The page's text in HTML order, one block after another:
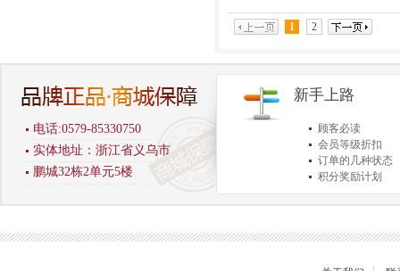
1 2
电话:0579-85330750
实体地址：浙江省义乌市
鹏城32栋2单元5楼
新手上路
顾客必读
会员等级折扣
订单的几种状态
积分奖励计划
商品退货保障